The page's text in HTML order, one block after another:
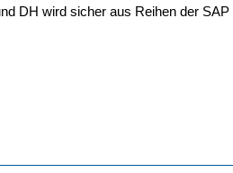
DH wird sicher aus Reihen der